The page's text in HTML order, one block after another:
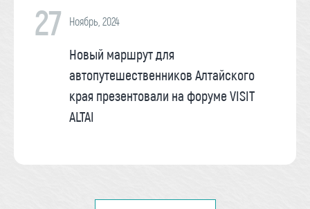
27 Ноябрь, 2024
Новый маршрут для
автопутешественников Алтайского
края презентовали на форуме VISIT
ALTAI